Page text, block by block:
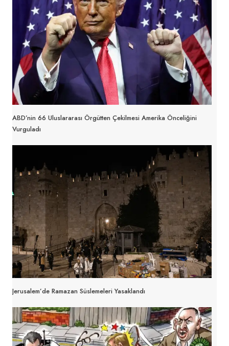
ABD’nin 66 Uluslararası Örgütten Çekilmesi Amerika Önceliğini
Vurguladı
Jerusalem’de Ramazan Süslemeleri Yasaklandı